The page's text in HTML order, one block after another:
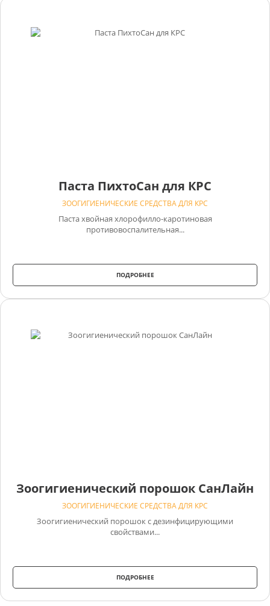
Паста ПихтоСан для КРС
ЗООГИГИЕНИЧЕСКИЕ СРЕДСТВА ДЛЯ КРС
Паста хвойная хлорофилло-каротиновая
противовоспалительная...
ПОДРОБНЕЕ
Зоогигиенический порошок СанЛайн
ЗООГИГИЕНИЧЕСКИЕ СРЕДСТВА ДЛЯ КРС
Зоогигиенический порошок с дезинфицирующими
свойствами...
ПОДРОБНЕЕ